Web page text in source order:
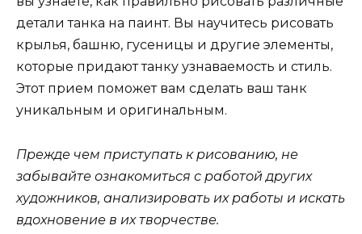
детали танка на паинт. Вы научитесь рисовать
крылья, башню, гусеницы и другие элементы,
которые придают танку узнаваемость и стиль.
Этот прием поможет вам сделать ваш танк
уникальным и оригинальным.
Прежде чем приступать к рисованию, не
забывайте ознакомиться с работой других
художников, анализировать их работы и искать
вдохновение в их творчестве.